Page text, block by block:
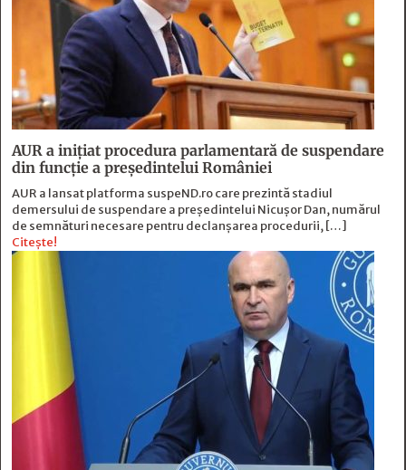
AUR a inițiat procedura parlamentară de suspendare
din funcție a președintelui României
AUR a lansat platforma suspeND.ro care prezintă stadiul
demersului de suspendare a președintelui Nicușor Dan, numărul
de semnături necesare pentru declanșarea procedurii, […]
Citește!